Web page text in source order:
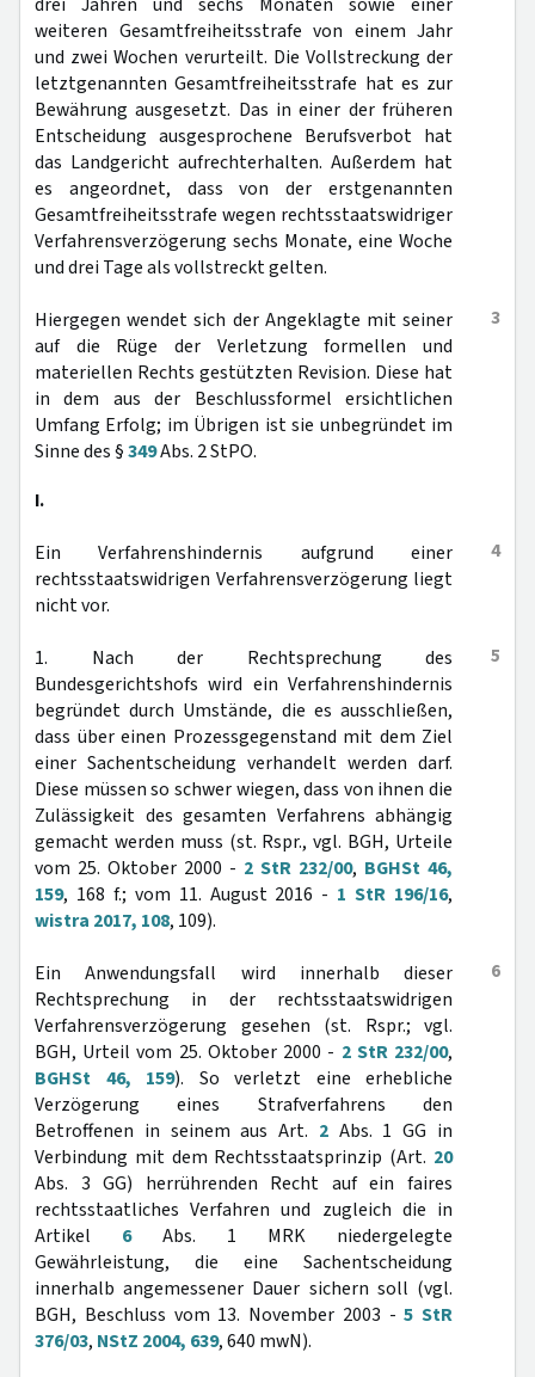
weiteren Gesamtfreiheitsstrafe von einem Jahr
und zwei Wochen verurteilt. Die Vollstreckung der
letztgenannten Gesamtfreiheitsstrafe hat es zur
Bewährung ausgesetzt. Das in einer der früheren
Entscheidung ausgesprochene Berufsverbot hat
das Landgericht aufrechterhalten. Außerdem hat
es angeordnet, dass von der erstgenannten
Gesamtfreiheitsstrafe wegen rechtsstaatswidriger
Verfahrensverzögerung sechs Monate, eine Woche
und drei Tage als vollstreckt gelten.
3
Hiergegen wendet sich der Angeklagte mit seiner
auf die Rüge der Verletzung formellen und
materiellen Rechts gestützten Revision. Diese hat
in dem aus der Beschlussformel ersichtlichen
Umfang Erfolg; im Übrigen ist sie unbegründet im
Sinne des §349Abs. 2 StPO.
I.
4
Ein Verfahrenshindernis aufgrund einer
rechtsstaatswidrigen Verfahrensverzögerung liegt
nicht vor.
5
1. Nach der Rechtsprechung des
Bundesgerichtshofs wird ein Verfahrenshindernis
begründet durch Umstände, die es ausschließen,
dass über einen Prozessgegenstand mit dem Ziel
einer Sachentscheidung verhandelt werden darf.
Diese müssen so schwer wiegen, dass von ihnen die
Zulässigkeit des gesamten Verfahrens abhängig
gemacht werden muss (st. Rspr., vgl. BGH, Urteile
vom 25. Oktober 2000 - 2 StR 232/00, BGHSt 46,
159, 168 f.; vom 11. August 2016 - 1 StR 196/16,
wistra 2017, 108, 109).
6
Ein Anwendungsfall wird innerhalb dieser
Rechtsprechung in der rechtsstaatswidrigen
Verfahrensverzögerung gesehen (st. Rspr.; vgl.
BGH, Urteil vom 25. Oktober 2000 - 2 StR 232/00,
BGHSt 46, 159). So verletzt eine erhebliche
Verzögerung eines Strafverfahrens den
Betroffenen in seinem aus Art. 2Abs. 1 GG in
Verbindung mit dem Rechtsstaatsprinzip (Art. 20
Abs. 3 GG) herrührenden Recht auf ein faires
rechtsstaatliches Verfahren und zugleich die in
Artikel 6Abs. 1 MRK niedergelegte
Gewährleistung, die eine Sachentscheidung
innerhalb angemessener Dauer sichern soll (vgl.
BGH, Beschluss vom 13. November 2003 -5 StR
376/03, NStZ 2004, 639, 640 mwN).